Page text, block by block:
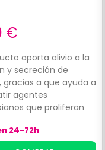
€
aporta alivio a la
y secreción de
gracias a que ayuda a
agentes
que proliferan
24-72h